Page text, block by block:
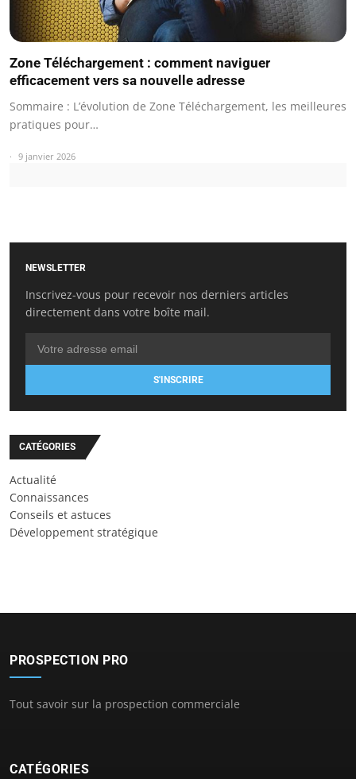
Zone Téléchargement : comment naviguer
efficacement vers sa nouvelle adresse
Sommaire : L’évolution de Zone Téléchargement, les meilleures
pratiques pour…
9 janvier 2026
NEWSLETTER
Inscrivez-vous pour recevoir nos derniers articles
directement dans votre boîte mail.
S'INSCRIRE
CATÉGORIES
Actualité
Connaissances
Conseils et astuces
Développement stratégique
PROSPECTION PRO
Tout savoir sur la prospection commerciale
CATÉGORIES